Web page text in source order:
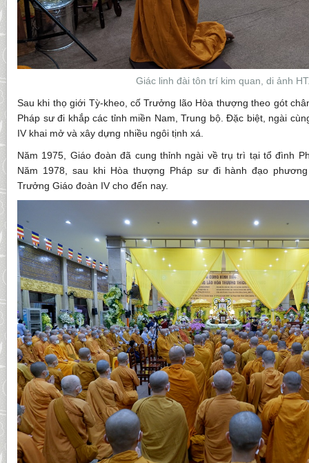
Giác linh đài tôn trí kim quan, di ảnh
Sau khi thọ giới Tỳ-kheo, cố Trưởng lão Hòa thượng theo gót
Pháp sư đi khắp các tỉnh miền Nam, Trung bộ. Đặc biệt, ngài
IV khai mở và xây dựng nhiều ngôi tịnh xá.
Năm 1975, Giáo đoàn đã cung thỉnh ngài về trụ trì tại tổ đình
Năm 1978, sau khi Hòa thượng Pháp sư đi hành đạo
Trưởng Giáo đoàn IV cho đến nay.